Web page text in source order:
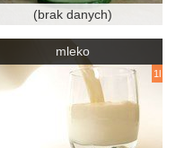
(brak danych)
mleko
1l